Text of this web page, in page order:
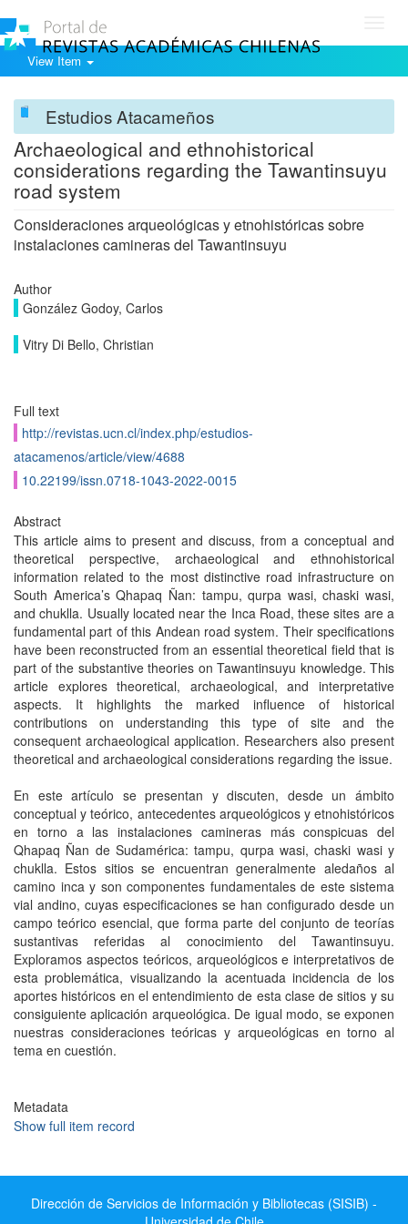
View Item
Estudios Atacameños
Archaeological and ethnohistorical
considerations regarding the Tawantinsuyu
road system
Consideraciones arqueológicas y etnohistóricas sobre
instalaciones camineras del Tawantinsuyu
Author
González Godoy, Carlos
Vitry Di Bello, Christian
Full text
http://revistas.ucn.cl/index.php/estudios-
atacamenos/article/view/4688
10.22199/issn.0718-1043-2022-0015
Abstract
This article aims to present and discuss, from a conceptual and
theoretical perspective, archaeological and ethnohistorical
information related to the most distinctive road infrastructure on
South America’s Qhapaq Ñan: tampu, qurpa wasi, chaski wasi,
and chuklla. Usually located near the Inca Road, these sites are a
fundamental part of this Andean road system. Their specifications
have been reconstructed from an essential theoretical field that is
part of the substantive theories on Tawantinsuyu knowledge. This
article explores theoretical, archaeological, and interpretative
aspects. It highlights the marked influence of historical
contributions on understanding this type of site and the
consequent archaeological application. Researchers also present
theoretical and archaeological considerations regarding the issue.
En este artículo se presentan y discuten, desde un ámbito
conceptual y teórico, antecedentes arqueológicos y etnohistóricos
en torno a las instalaciones camineras más conspicuas del
Qhapaq Ñan de Sudamérica: tampu, qurpa wasi, chaski wasi y
chuklla. Estos sitios se encuentran generalmente aledaños al
camino inca y son componentes fundamentales de este sistema
vial andino, cuyas especificaciones se han configurado desde un
campo teórico esencial, que forma parte del conjunto de teorías
sustantivas referidas al conocimiento del Tawantinsuyu.
Exploramos aspectos teóricos, arqueológicos e interpretativos de
esta problemática, visualizando la acentuada incidencia de los
aportes históricos en el entendimiento de esta clase de sitios y su
consiguiente aplicación arqueológica. De igual modo, se exponen
nuestras consideraciones teóricas y arqueológicas en torno al
tema en cuestión.
Metadata
Show full item record
Dirección de Servicios de Información y Bibliotecas (SISIB) -